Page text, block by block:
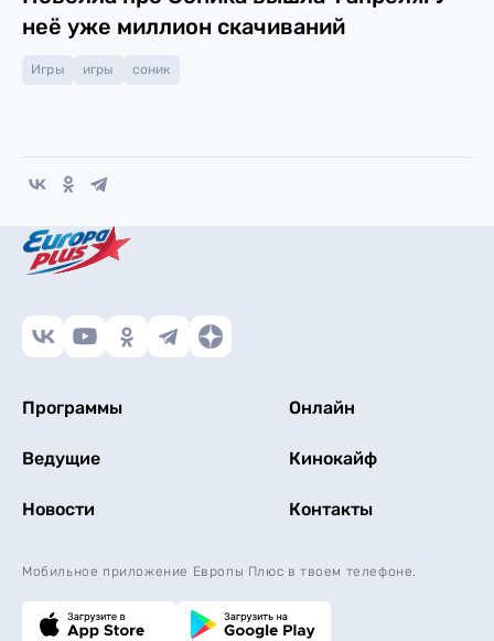
неё уже миллион скачиваний
Игры игры соник
Программы Онлайн
Ведущие Кинокайф
Новости Контакты
Мобильное приложение Европы Плюс в твоем телефоне.